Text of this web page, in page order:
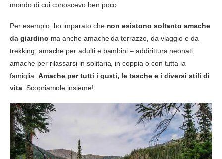
mondo di cui conoscevo ben poco.
Per esempio, ho imparato che non esistono soltanto amache
da giardino ma anche amache da terrazzo, da viaggio e da
trekking; amache per adulti e bambini – addirittura neonati,
amache per rilassarsi in solitaria, in coppia o con tutta la
famiglia. Amache per tutti i gusti, le tasche e i diversi stili di
vita . Scopriamole insieme!